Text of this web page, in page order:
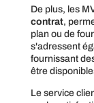
De plus, les
contrat,
plan ou de
s'adressent
fournissant
être
Le service